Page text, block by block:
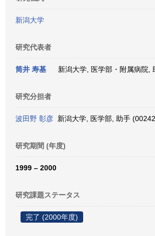
新潟大学
研究代表者
筒井 寿基 新潟大学, 医学部・附属病院,
研究分担者
波田野 彰彦 新潟大学, 医学部, 助手
研究期間 (年度)
1999 – 2000
研究課題ステータス
完了 (2000年度)